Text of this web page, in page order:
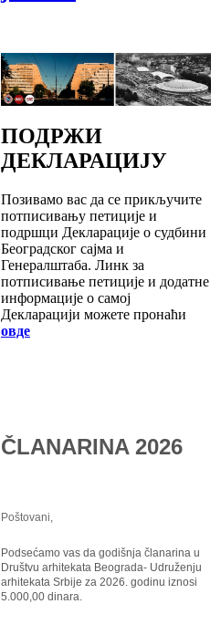
ПОДРЖИ
ДЕКЛАРАЦИЈУ
Позивамо вас да се прикључите
потписивању петиције и
подршци Декларације о судбини
Београдског сајма и
Генералштаба. Линк за
потписивање петиције и додатне
информације о самој
Декларацији можете пронаћи
овде
ČLANARINA 2026
Poštovani,
Podsećamo vas da godišnja članarina u
Društvu arhitekata Beograda- Udruženju
arhitekata Srbije za 2026. godinu iznosi
5.000,00 dinara.